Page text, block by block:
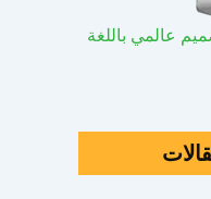
عالمي باللغة